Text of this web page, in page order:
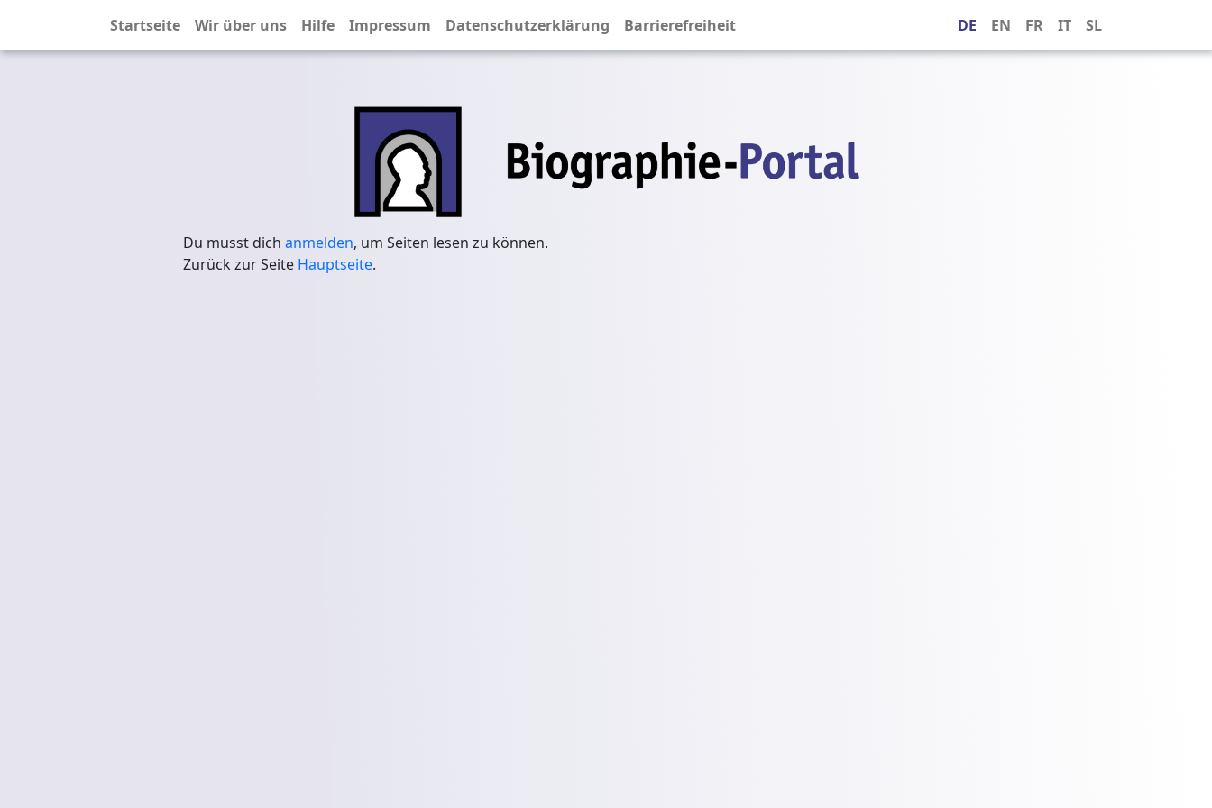
Startseite Wir über uns Hilfe Impressum Datenschutzerklärung Barrierefreiheit DE EN FR IT SL
Du musst dich anmelden, um Seiten lesen zu können.
Zurück zur Seite Hauptseite.